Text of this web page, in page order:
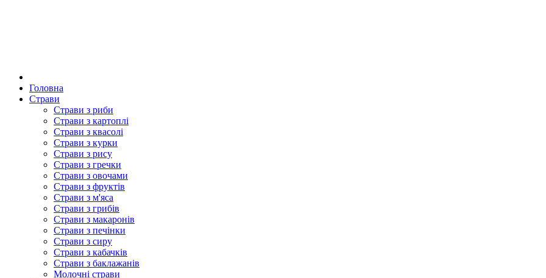
Головна
Страви
Страви з риби
Страви з картоплі
Страви з квасолі
Страви з курки
Страви з рису
Страви з гречки
Страви з овочами
Страви з фруктів
Страви з м'яса
Страви з грибів
Страви з макаронів
Страви з печінки
Страви з сиру
Страви з кабачків
Страви з баклажанів
Молочні страви